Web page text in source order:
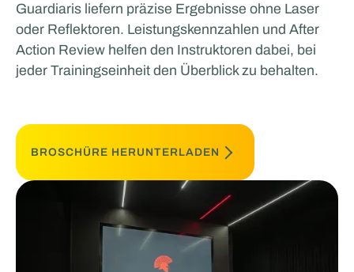
Guardiaris liefern präzise Ergebnisse ohne Laser
oder Reflektoren. Leistungskennzahlen und After
Action Review helfen den Instruktoren dabei, bei
jeder Trainingseinheit den Überblick zu behalten.
BROSCHÜRE HERUNTERLADEN